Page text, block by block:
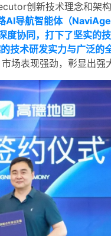
创新技术理念和架构
AI导航智能体（
协同，打下了坚实的技
技术研发实力与广泛的
场表现强劲，彰显出强